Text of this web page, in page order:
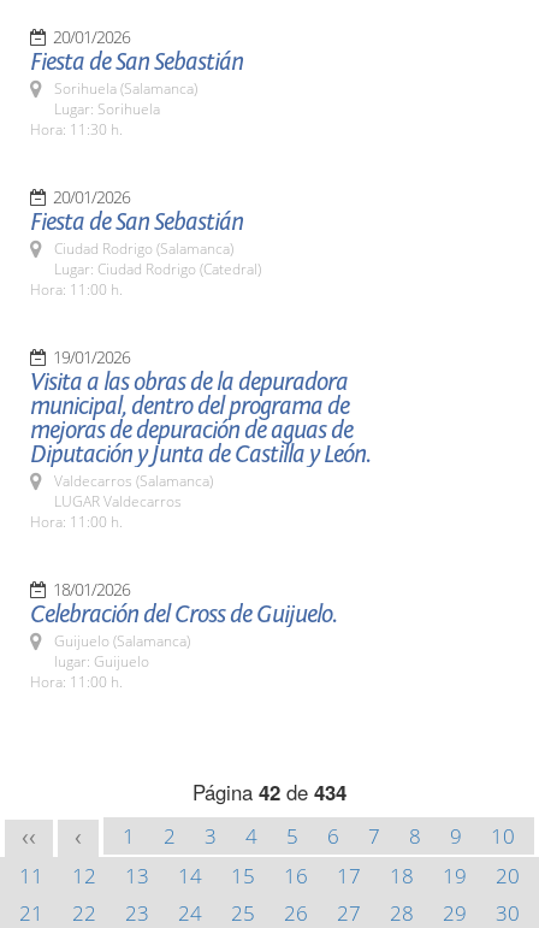
20/01/2026
Fiesta de San Sebastián
Sorihuela (Salamanca)
Lugar: Sorihuela
Hora: 11:30 h.
20/01/2026
Fiesta de San Sebastián
Ciudad Rodrigo (Salamanca)
Lugar: Ciudad Rodrigo (Catedral)
Hora: 11:00 h.
19/01/2026
Visita a las obras de la depuradora
municipal, dentro del programa de
mejoras de depuración de aguas de
Diputación y Junta de Castilla y León.
Valdecarros (Salamanca)
LUGAR Valdecarros
Hora: 11:00 h.
18/01/2026
Celebración del Cross de Guijuelo.
Guijuelo (Salamanca)
lugar: Guijuelo
Hora: 11:00 h.
Página 42 de 434
<< < 1 2 3 4 5 6 7 8 9
10
11
12 13 14 15 16 17 18 19
20
21
22 23 24 25 26 27 28 29
30